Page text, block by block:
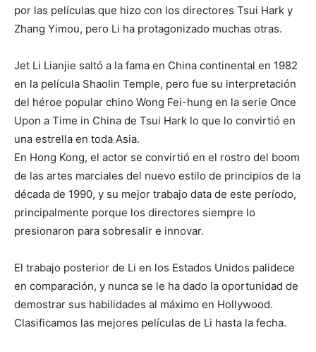
por las películas que hizo con los directores Tsui Hark y
Zhang Yimou, pero Li ha protagonizado muchas otras.
Jet Li Lianjie saltó a la fama en China continental en 1982
en la película Shaolin Temple, pero fue su interpretación
del héroe popular chino Wong Fei-hung en la serie Once
Upon a Time in China de Tsui Hark lo que lo convirtió en
una estrella en toda Asia.
En Hong Kong, el actor se convirtió en el rostro del boom
de las artes marciales del nuevo estilo de principios de la
década de 1990, y su mejor trabajo data de este período,
principalmente porque los directores siempre lo
presionaron para sobresalir e innovar.
El trabajo posterior de Li en los Estados Unidos palidece
en comparación, y nunca se le ha dado la oportunidad de
demostrar sus habilidades al máximo en Hollywood.
Clasificamos las mejores películas de Li hasta la fecha.